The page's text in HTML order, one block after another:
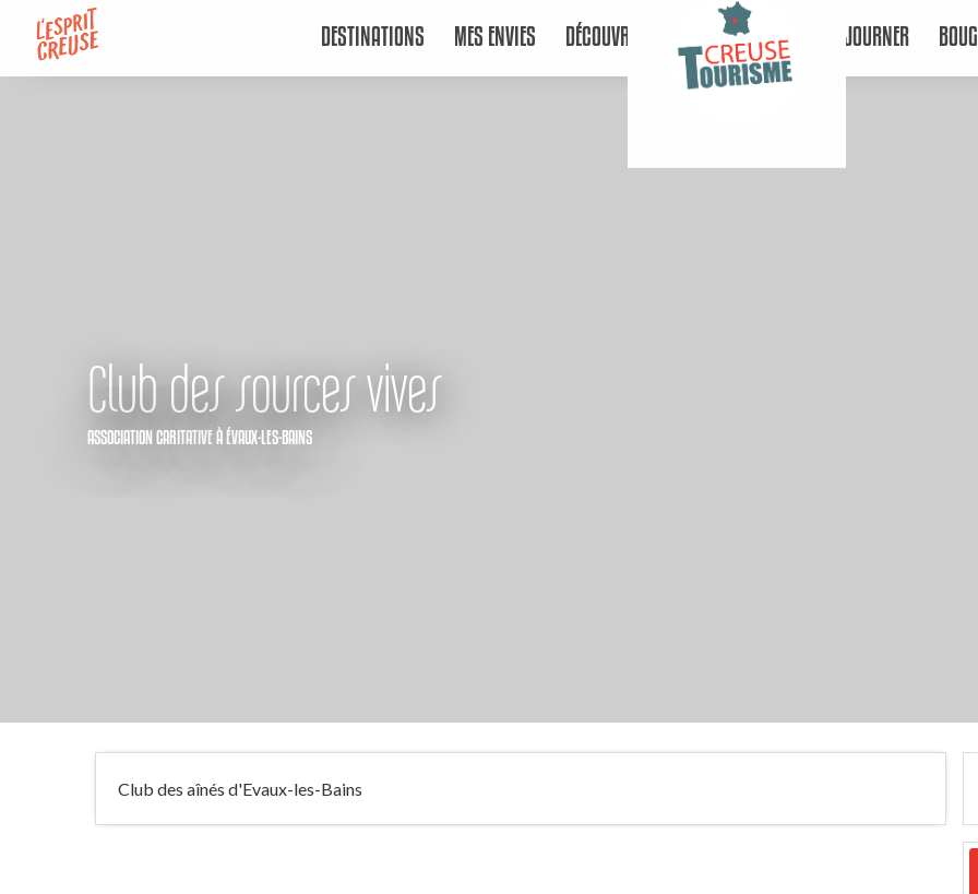
contenu
DESTINATIONS MES ENVIES DÉCOUVRIR SÉJOURNER
Club des sources vives
ASSOCIATION CARITATIVE À ÉVAUX-LES-BAINS
Club des aînés d'Evaux-les-Bains